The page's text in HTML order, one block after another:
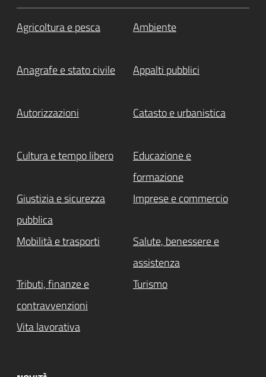
Agricoltura e pesca Ambiente
Anagrafe e stato civile Appalti pubblici
Autorizzazioni Catasto e urbanistica
Cultura e tempo libero
Educazione e
formazione
Giustizia e sicurezza
pubblica
Imprese e commercio
Mobilità e trasporti
Salute, benessere e
assistenza
Tributi, finanze e
contravvenzioni
Turismo
Vita lavorativa